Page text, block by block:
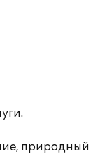
природный